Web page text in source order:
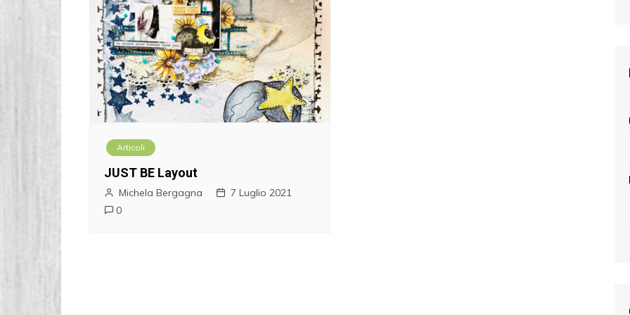
Articoli
JUST BE Layout
Michela Bergagna
7 Luglio 2021
0